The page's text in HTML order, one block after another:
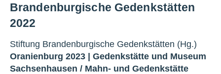
Brandenburgische Gedenkstätten
2022
Stiftung Brandenburgische Gedenkstätten (Hg.)
Oranienburg 2023 | Gedenkstätte und Museum
Sachsenhausen / Mahn- und Gedenkstätte